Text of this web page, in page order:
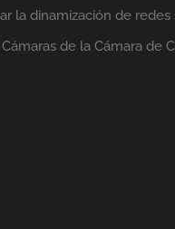
la dinamización de
de la Cámara de